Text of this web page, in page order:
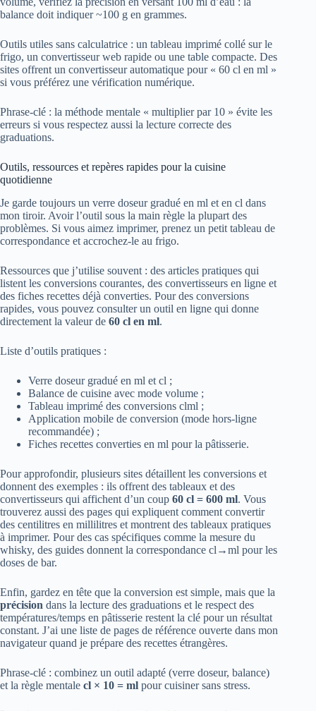
balance doit indiquer ~100 g en grammes.
Outils utiles sans calculatrice : un tableau imprimé collé sur le
frigo, un convertisseur web rapide ou une table compacte. Des
sites offrent un convertisseur automatique pour « 60 cl en ml »
si vous préférez une vérification numérique.
Phrase-clé : la méthode mentale « multiplier par 10 » évite les
erreurs si vous respectez aussi la lecture correcte des
graduations.
Outils, ressources et repères rapides pour la cuisine
quotidienne
Je garde toujours un verre doseur gradué en ml et en cl dans
mon tiroir. Avoir l’outil sous la main règle la plupart des
problèmes. Si vous aimez imprimer, prenez un petit tableau de
correspondance et accrochez-le au frigo.
Ressources que j’utilise souvent : des articles pratiques qui
listent les conversions courantes, des convertisseurs en ligne et
des fiches recettes déjà converties. Pour des conversions
rapides, vous pouvez consulter un outil en ligne qui donne
directement la valeur de 60 cl en ml.
Liste d’outils pratiques :
Verre doseur gradué en ml et cl ;
Balance de cuisine avec mode volume ;
Tableau imprimé des conversions clml ;
Application mobile de conversion (mode hors-ligne
recommandée) ;
Fiches recettes converties en ml pour la pâtisserie.
Pour approfondir, plusieurs sites détaillent les conversions et
donnent des exemples : ils offrent des tableaux et des
convertisseurs qui affichent d’un coup 60 cl = 600 ml. Vous
trouverez aussi des pages qui expliquent comment convertir
des centilitres en millilitres et montrent des tableaux pratiques
à imprimer. Pour des cas spécifiques comme la mesure du
whisky, des guides donnent la correspondance cl→ml pour les
doses de bar.
Enfin, gardez en tête que la conversion est simple, mais que la
précision dans la lecture des graduations et le respect des
températures/temps en pâtisserie restent la clé pour un résultat
constant. J’ai une liste de pages de référence ouverte dans mon
navigateur quand je prépare des recettes étrangères.
Phrase-clé : combinez un outil adapté (verre doseur, balance)
et la règle mentale cl × 10 = ml pour cuisiner sans stress.